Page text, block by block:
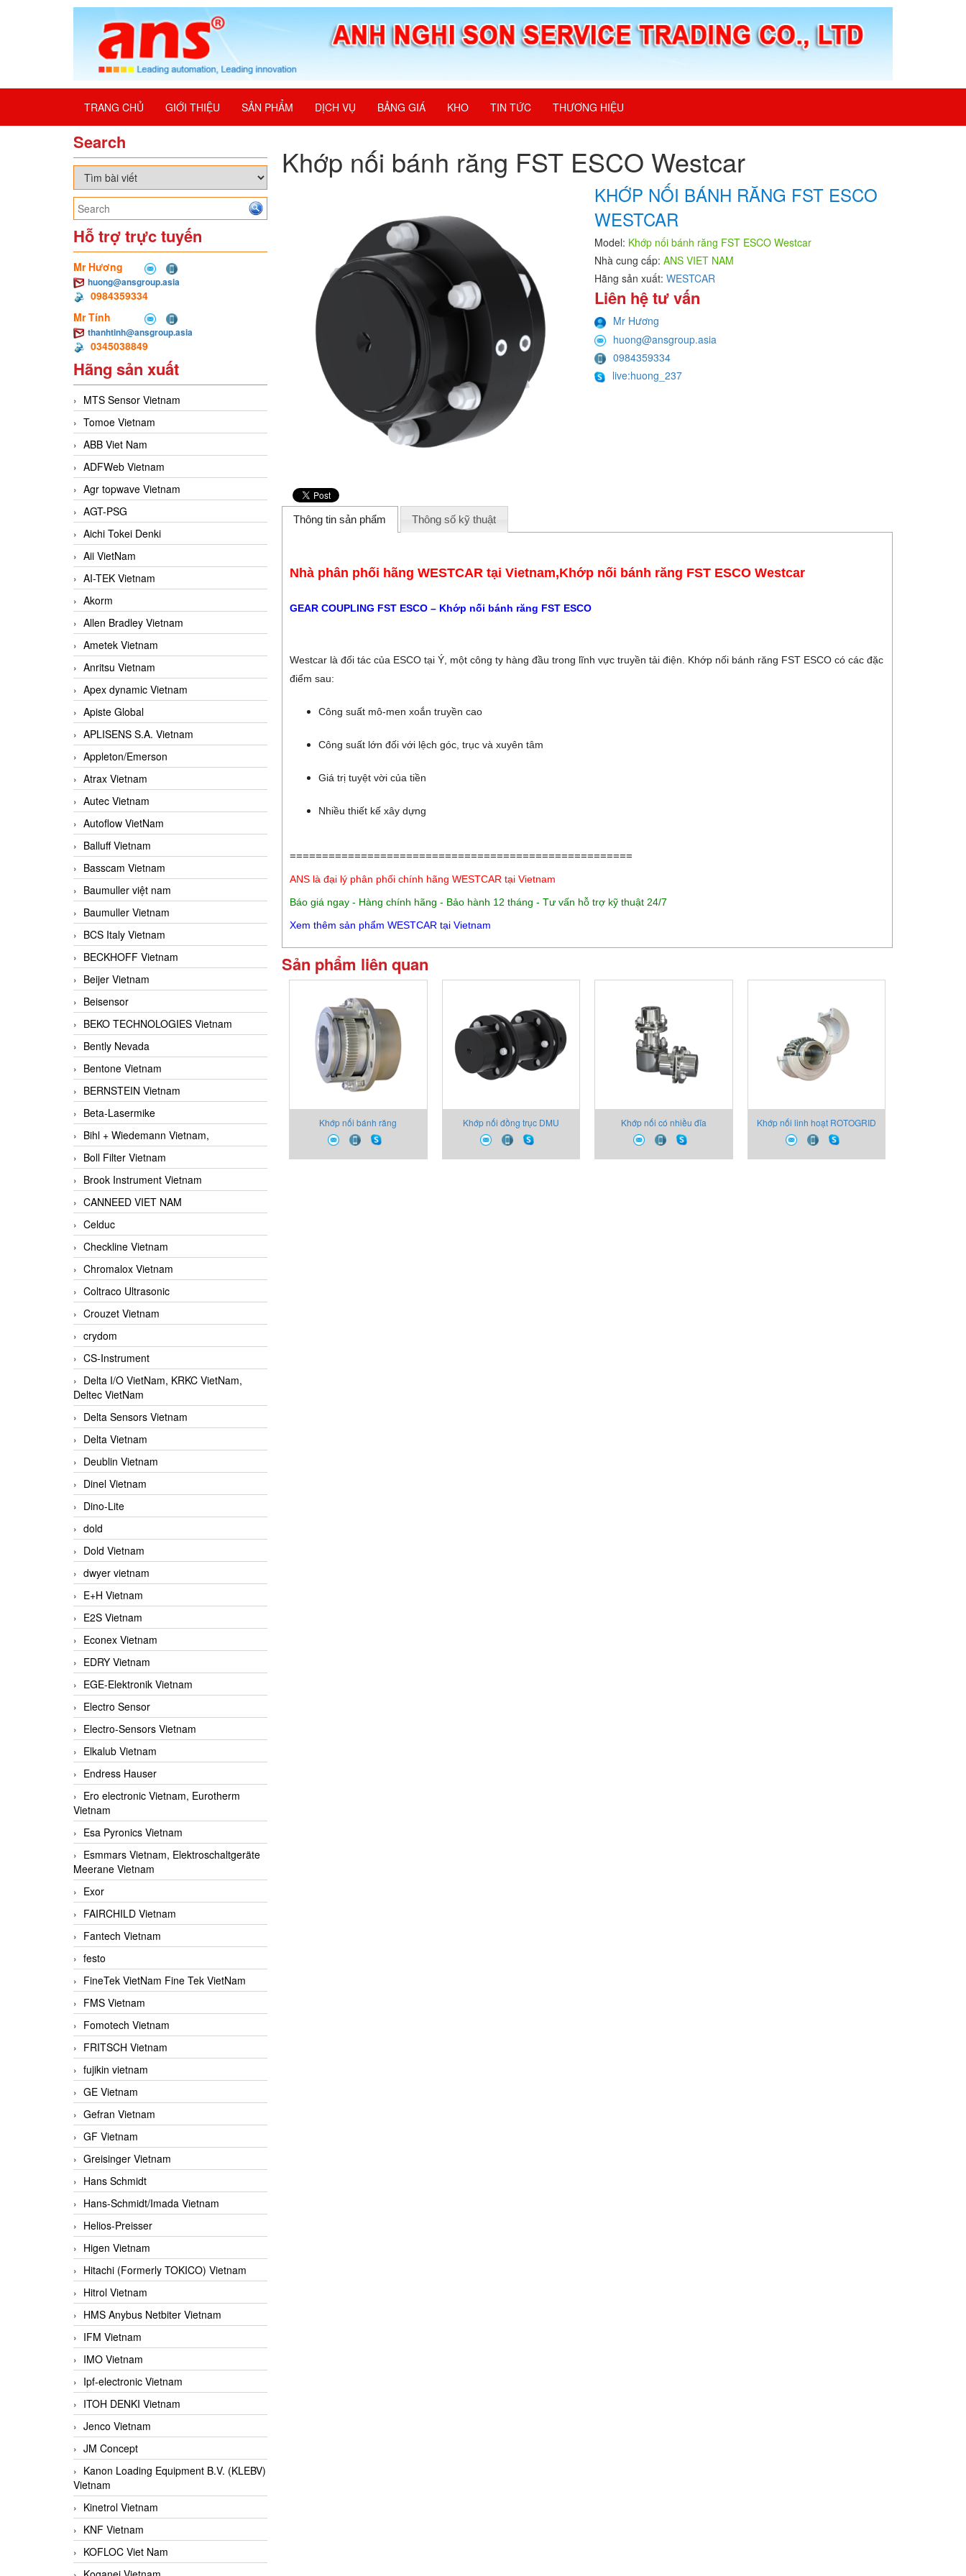
TRANG CHỦ GIỚI THIỆU SẢN PHẨM DỊCH VỤ BẢNG GIÁ KHO TIN TỨC THƯƠNG HIỆU
Search
Hỗ trợ trực tuyến
Mr Hương
huong@ansgroup.asia
0984359334
Mr Tính
thanhtinh@ansgroup.asia
0345038849
Hãng sản xuất
MTS Sensor Vietnam
Tomoe Vietnam
ABB Viet Nam
ADFWeb Vietnam
Agr topwave Vietnam
AGT-PSG
Aichi Tokei Denki
Aii VietNam
AI-TEK Vietnam
Akorm
Allen Bradley Vietnam
Ametek Vietnam
Anritsu Vietnam
Apex dynamic Vietnam
Apiste Global
APLISENS S.A. Vietnam
Appleton/Emerson
Atrax Vietnam
Autec Vietnam
Autoflow VietNam
Balluff Vietnam
Basscam Vietnam
Baumuller việt nam
Baumuller Vietnam
BCS Italy Vietnam
BECKHOFF Vietnam
Beijer Vietnam
Beisensor
BEKO TECHNOLOGIES Vietnam
Bently Nevada
Bentone Vietnam
BERNSTEIN Vietnam
Beta-Lasermike
Bihl + Wiedemann Vietnam,
Boll Filter Vietnam
Brook Instrument Vietnam
CANNEED VIET NAM
Celduc
Checkline Vietnam
Chromalox Vietnam
Coltraco Ultrasonic
Crouzet Vietnam
crydom
CS-Instrument
Delta I/O VietNam, KRKC VietNam,
Deltec VietNam
Delta Sensors Vietnam
Delta Vietnam
Deublin Vietnam
Dinel Vietnam
Dino-Lite
dold
Dold Vietnam
dwyer vietnam
E+H Vietnam
E2S Vietnam
Econex Vietnam
EDRY Vietnam
EGE-Elektronik Vietnam
Electro Sensor
Electro-Sensors Vietnam
Elkalub Vietnam
Endress Hauser
Ero electronic Vietnam, Eurotherm
Vietnam
Esa Pyronics Vietnam
Esmmars Vietnam, Elektroschaltgeräte
Meerane Vietnam
Exor
FAIRCHILD Vietnam
Fantech Vietnam
festo
FineTek VietNam Fine Tek VietNam
FMS Vietnam
Fomotech Vietnam
FRITSCH Vietnam
fujikin vietnam
GE Vietnam
Gefran Vietnam
GF Vietnam
Greisinger Vietnam
Hans Schmidt
Hans-Schmidt/Imada Vietnam
Helios-Preisser
Higen Vietnam
Hitachi (Formerly TOKICO) Vietnam
Hitrol Vietnam
HMS Anybus Netbiter Vietnam
IFM Vietnam
IMO Vietnam
Ipf-electronic Vietnam
ITOH DENKI Vietnam
Jenco Vietnam
JM Concept
Kanon Loading Equipment B.V. (KLEBV)
Vietnam
Kinetrol Vietnam
KNF Vietnam
KOFLOC Viet Nam
Khớp nối bánh răng FST ESCO Westcar
KHỚP NỐI BÁNH RĂNG FST ESCO
WESTCAR
Model: Khớp nối bánh răng FST ESCO Westcar
Nhà cung cấp: ANS VIET NAM
Hãng sản xuất: WESTCAR
Liên hệ tư vấn
Mr Hương
huong@ansgroup.asia
0984359334
live:huong_237
Thông tin sản phẩm Thông số kỹ thuật
Nhà phân phối hãng WESTCAR tại Vietnam,Khớp nối bánh răng FST ESCO Westcar
GEAR COUPLING FST ESCO – Khớp nối bánh răng FST ESCO
Westcar là đối tác của ESCO tại Ý, một công ty hàng đầu trong lĩnh vực truyền tải điện. Khớp nối bánh răng FST ESCO có các đặc
điểm sau:
Công suất mô-men xoắn truyền cao
Công suất lớn đối với lệch góc, trục và xuyên tâm
Giá trị tuyệt vời của tiền
Nhiều thiết kế xây dựng
=====================================================
ANS là đại lý phân phối chính hãng WESTCAR tại Vietnam
Báo giá ngay - Hàng chính hãng - Bảo hành 12 tháng - Tư vấn hỗ trợ kỹ thuật 24/7
Xem thêm sản phẩm WESTCAR tại Vietnam
Sản phẩm liên quan
Khớp nối bánh răng
ROTOGEAR RE Westcar
Khớp nối đồng trục DMU
ESCO Westcar
Khớp nối có nhiều đĩa
Rotodisc Lamellar WESTCAR
Khớp nối linh hoạt ROTOGRID
TAPER GRID WESTCAR